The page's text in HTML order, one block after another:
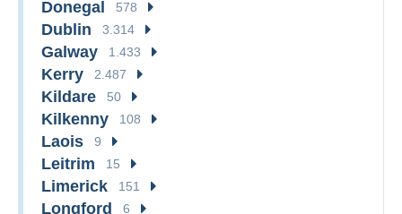
Donegal 578
Dublin 3.314
Galway 1.433
Kerry 2.487
Kildare 50
Kilkenny 108
Laois 9
Leitrim 15
Limerick 151
Longford 6